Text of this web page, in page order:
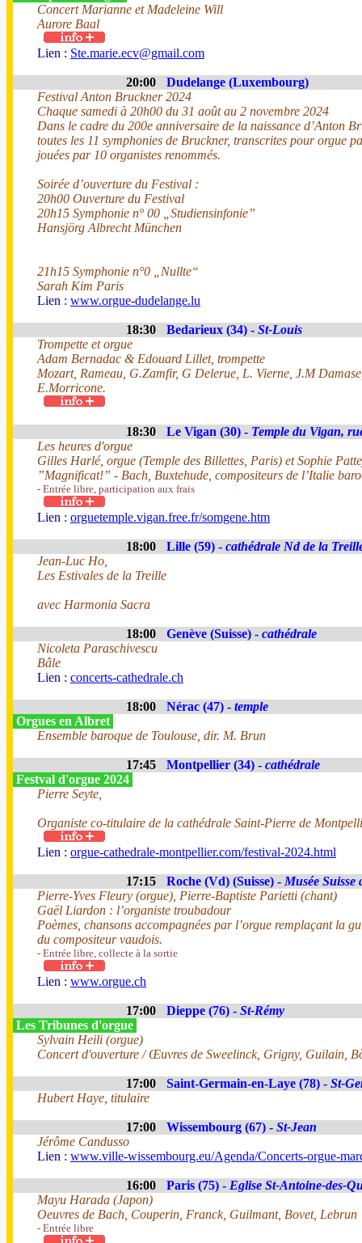
Concert Marianne et Madeleine Will
Aurore Baal
Lien : Ste.marie.ecv@gmail.com
20:00
Dudelange (Luxembourg)
Festival Anton Bruckner 2024
Chaque samedi à 20h00 du 31 août au 2 novembre 2024
Dans le cadre du 200e anniversaire de la naissance d’Anton
toutes les 11 symphonies de Bruckner, transcrites pour orgue
jouées par 10 organistes renommés.
Soirée d’ouverture du Festival :
20h00 Ouverture du Festival
20h15 Symphonie n° 00 „Studiensinfonie”
Hansjörg Albrecht München
21h15 Symphonie n°0 „Nullte“
Sarah Kim Paris
Lien : www.orgue-dudelange.lu
18:30 Bedarieux (34) - St-Louis
Trompette et orgue
Adam Bernadac & Edouard Lillet, trompette
Mozart, Rameau, G.Zamfir, G Delerue, L. Vierne, J.M
E.Morricone.
18:30 Le Vigan (30) - Temple du Vigan,
Les heures d'orgue
Gilles Harlé, orgue (Temple des Billettes, Paris) et Sophie
”Magnificat!” - Bach, Buxtehude, compositeurs de l’Italie
- Entrée libre, participation aux frais
Lien : orguetemple.vigan.free.fr/somgene.htm
18:00 Lille (59) - cathédrale Nd de la
Jean-Luc Ho,
Les Estivales de la Treille
avec Harmonia Sacra
18:00 Genève (Suisse) - cathédrale
Nicoleta Paraschivescu
Bâle
Lien : concerts-cathedrale.ch
18:00 Nérac (47) - temple
Orgues en Albret
Ensemble baroque de Toulouse, dir. M. Brun
17:45 Montpellier (34) - cathédrale
Festval d'orgue 2024
Pierre Seyte,
Organiste co-titulaire de la cathédrale Saint-Pierre de
Lien : orgue-cathedrale-montpellier.com/festival-2024.html
17:15 Roche (Vd) (Suisse) - Musée Suisse
Pierre-Yves Fleury (orgue), Pierre-Baptiste Parietti (chant)
Gaël Liardon : l’organiste troubadour
Poèmes, chansons accompagnées par l’orgue remplaçant la
du compositeur vaudois.
- Entrée libre, collecte à la sortie
Lien : www.orgue.ch
17:00 Dieppe (76) - St-Rémy
Les Tribunes d'orgue
Sylvain Heili (orgue)
Concert d'ouverture / Œuvres de Sweelinck, Grigny, Guilain,
17:00 Saint-Germain-en-Laye (78) - St-
Hubert Haye, titulaire
17:00 Wissembourg (67) - St-Jean
Jérôme Candusso
Lien : www.ville-wissembourg.eu/Agenda/Concerts-orgue-
16:00 Paris (75) - Eglise St-Antoine-des-
Mayu Harada (Japon)
Oeuvres de Bach, Couperin, Franck, Guilmant, Bovet, Lebrun
- Entrée libre